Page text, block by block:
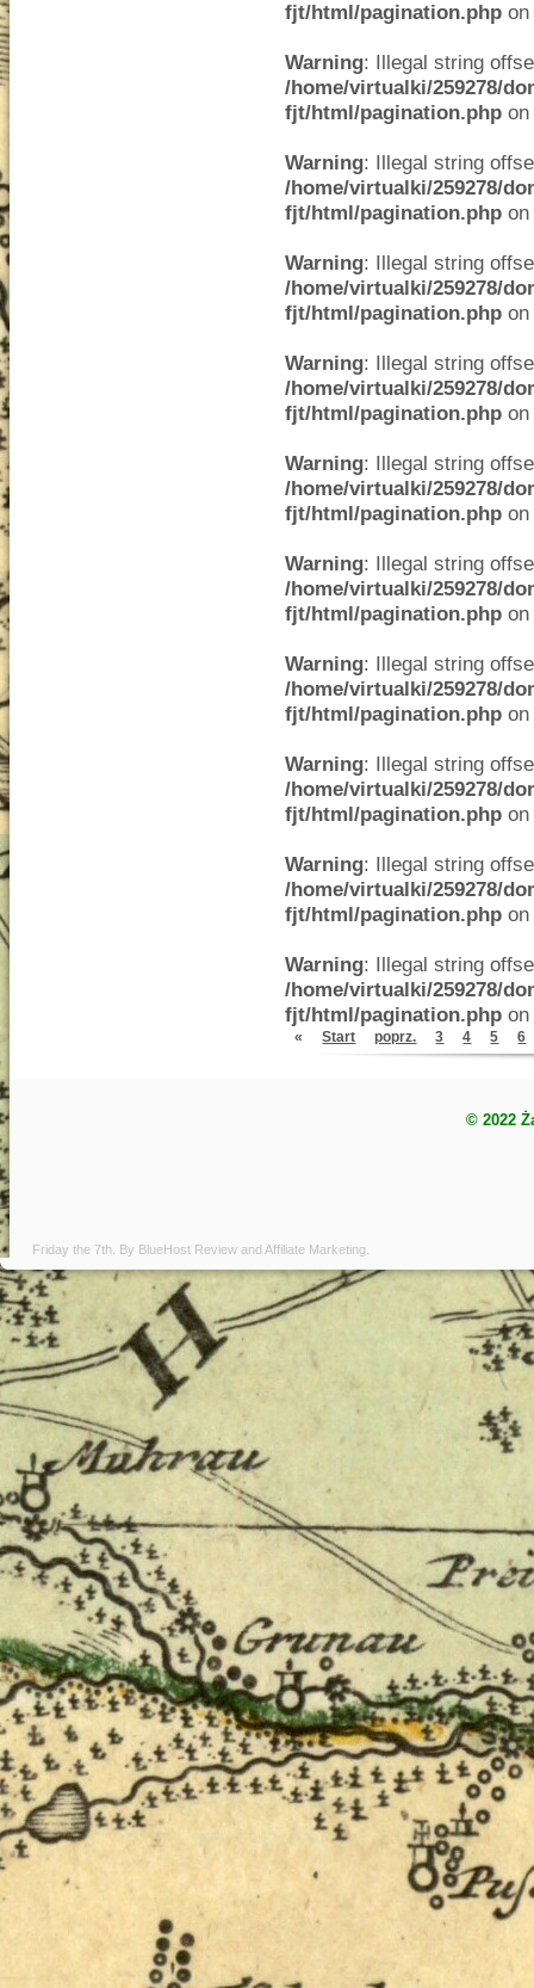
fjt/html/pagination.php
Warning: Illegal string
/home/virtualki/259278/
fjt/html/pagination.php
Warning: Illegal string
/home/virtualki/259278/
fjt/html/pagination.php
Warning: Illegal string
/home/virtualki/259278/
fjt/html/pagination.php
Warning: Illegal string
/home/virtualki/259278/
fjt/html/pagination.php
Warning: Illegal string
/home/virtualki/259278/
fjt/html/pagination.php
Warning: Illegal string
/home/virtualki/259278/
fjt/html/pagination.php
Warning: Illegal string
/home/virtualki/259278/
fjt/html/pagination.php
Warning: Illegal string
/home/virtualki/259278/
fjt/html/pagination.php
Warning: Illegal string
/home/virtualki/259278/
fjt/html/pagination.php
Warning: Illegal string
/home/virtualki/259278/
fjt/html/pagination.php
« Start poprz. 3 4 5 6
© 2022
Friday the 7th. By BlueHost Review andAffiliate Marketing